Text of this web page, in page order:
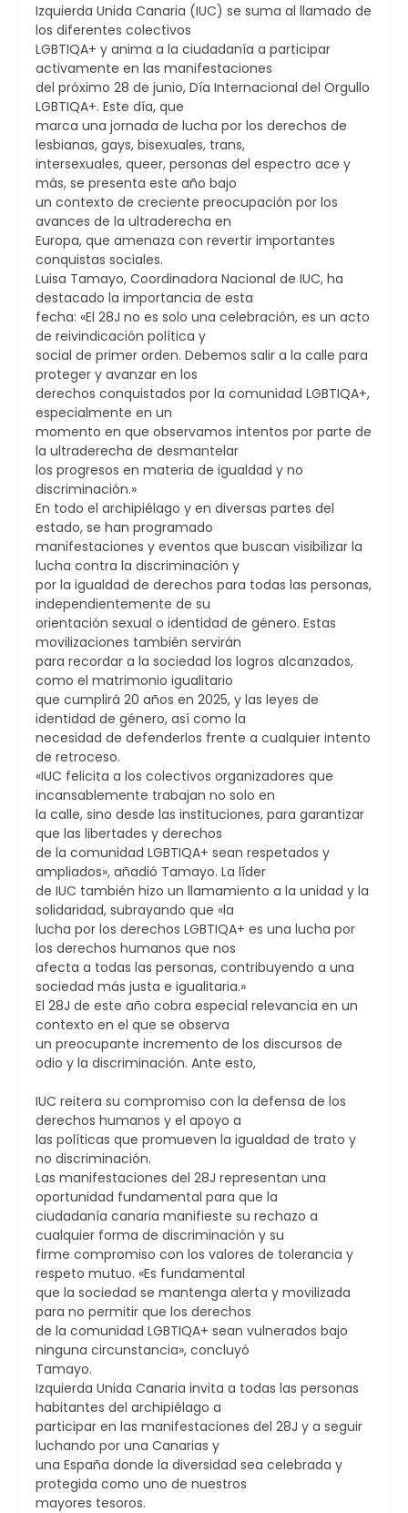
Izquierda Unida Canaria (IUC) se suma al llamado de
los diferentes colectivos
LGBTIQA+ y anima a la ciudadanía a participar
activamente en las manifestaciones
del próximo 28 de junio, Día Internacional del Orgullo
LGBTIQA+. Este día, que
marca una jornada de lucha por los derechos de
lesbianas, gays, bisexuales, trans,
intersexuales, queer, personas del espectro ace y
más, se presenta este año bajo
un contexto de creciente preocupación por los
avances de la ultraderecha en
Europa, que amenaza con revertir importantes
conquistas sociales.
Luisa Tamayo, Coordinadora Nacional de IUC, ha
destacado la importancia de esta
fecha: «El 28J no es solo una celebración, es un acto
de reivindicación política y
social de primer orden. Debemos salir a la calle para
proteger y avanzar en los
derechos conquistados por la comunidad LGBTIQA+,
especialmente en un
momento en que observamos intentos por parte de
la ultraderecha de desmantelar
los progresos en materia de igualdad y no
discriminación.»
En todo el archipiélago y en diversas partes del
estado, se han programado
manifestaciones y eventos que buscan visibilizar la
lucha contra la discriminación y
por la igualdad de derechos para todas las personas,
independientemente de su
orientación sexual o identidad de género. Estas
movilizaciones también servirán
para recordar a la sociedad los logros alcanzados,
como el matrimonio igualitario
que cumplirá 20 años en 2025, y las leyes de
identidad de género, así como la
necesidad de defenderlos frente a cualquier intento
de retroceso.
«IUC felicita a los colectivos organizadores que
incansablemente trabajan no solo en
la calle, sino desde las instituciones, para garantizar
que las libertades y derechos
de la comunidad LGBTIQA+ sean respetados y
ampliados», añadió Tamayo. La líder
de IUC también hizo un llamamiento a la unidad y la
solidaridad, subrayando que «la
lucha por los derechos LGBTIQA+ es una lucha por
los derechos humanos que nos
afecta a todas las personas, contribuyendo a una
sociedad más justa e igualitaria.»
El 28J de este año cobra especial relevancia en un
contexto en el que se observa
un preocupante incremento de los discursos de
odio y la discriminación. Ante esto,
IUC reitera su compromiso con la defensa de los
derechos humanos y el apoyo a
las políticas que promueven la igualdad de trato y
no discriminación.
Las manifestaciones del 28J representan una
oportunidad fundamental para que la
ciudadanía canaria manifieste su rechazo a
cualquier forma de discriminación y su
firme compromiso con los valores de tolerancia y
respeto mutuo. «Es fundamental
que la sociedad se mantenga alerta y movilizada
para no permitir que los derechos
de la comunidad LGBTIQA+ sean vulnerados bajo
ninguna circunstancia», concluyó
Tamayo.
Izquierda Unida Canaria invita a todas las personas
habitantes del archipiélago a
participar en las manifestaciones del 28J y a seguir
luchando por una Canarias y
una España donde la diversidad sea celebrada y
protegida como uno de nuestros
mayores tesoros.